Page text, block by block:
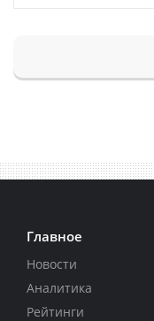
Главное
Новости
Аналитика
Рейтинги